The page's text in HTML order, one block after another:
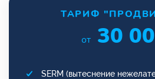
ТАРИФ
от 30
SERM (вытеснение